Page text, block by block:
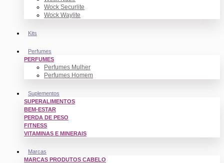
Wock Securlite
Wock Waylite
Kits
Perfumes
PERFUMES
Perfumes Mulher
Perfumes Homem
Suplementos
SUPERALIMENTOS
BEM-ESTAR
PERDA DE PESO
FITNESS
VITAMINAS E MINERAIS
Marcas
MARCAS PRODUTOS CABELO